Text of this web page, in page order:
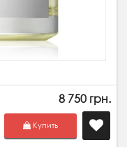
8 750 грн.
Купить